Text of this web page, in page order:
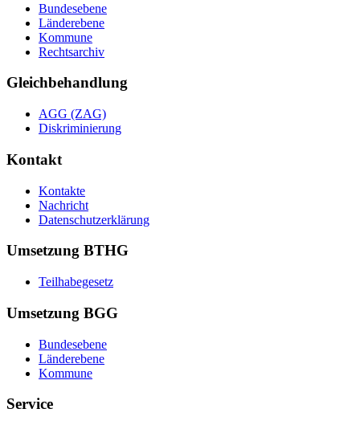
Bundesebene
Länderebene
Kommune
Rechtsarchiv
Gleichbehandlung
AGG (ZAG)
Diskriminierung
Kontakt
Kontakte
Nachricht
Datenschutzerklärung
Umsetzung BTHG
Teilhabegesetz
Umsetzung BGG
Bundesebene
Länderebene
Kommune
Service